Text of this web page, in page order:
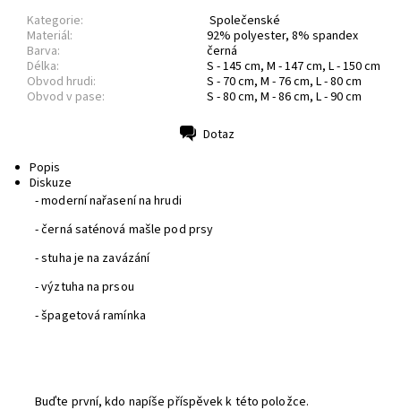
Kategorie:
Společenské
Materiál:
92% polyester, 8% spandex
Barva:
černá
Délka:
S - 145 cm, M - 147 cm, L - 150 cm
Obvod hrudi:
S - 70 cm, M - 76 cm, L - 80 cm
Obvod v pase:
S - 80 cm, M - 86 cm, L - 90 cm
Dotaz
Popis
Diskuze
- moderní nařasení na hrudi
- černá saténová mašle pod prsy
- stuha je na zavázání
- výztuha na prsou
- špagetová ramínka
Buďte první, kdo napíše příspěvek k této položce.